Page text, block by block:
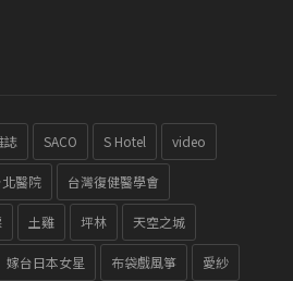
誌 SACO S Hotel video
北醫院 台灣復健醫學會
土雞 坪林 天空之城
嫁台日本女星 布袋戲風箏 愛紗